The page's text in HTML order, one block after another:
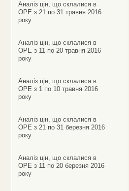
Аналіз цін, що склалися в
ОРЕ з 21 по 31 травня 2016
року
Аналіз цін, що склалися в
ОРЕ з 11 по 20 травня 2016
року
Аналіз цін, що склалися в
ОРЕ з 1 по 10 травня 2016
року
Аналіз цін, що склалися в
ОРЕ з 21 по 31 березня 2016
року
Аналіз цін, що склалися в
ОРЕ з 11 по 20 березня 2016
року